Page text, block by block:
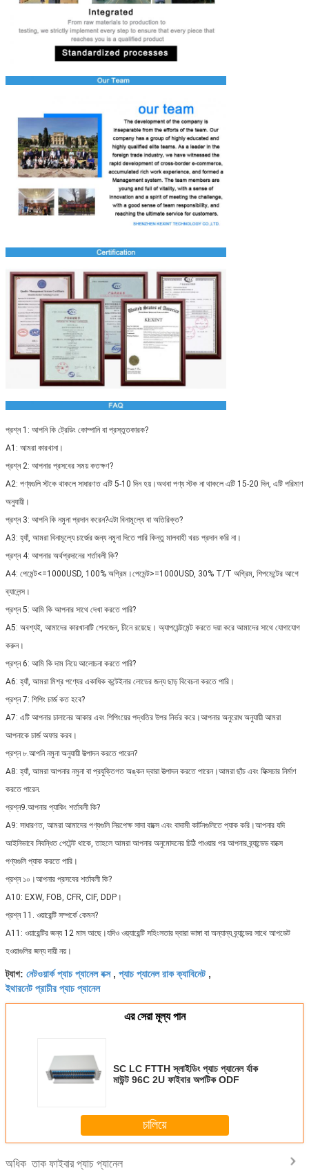
প্রশ্ন 1: আপনি কি ট্রেডিং কোম্পানি বা প্রস্তুতকারক?
A1: আমরা কারখানা।
প্রশ্ন 2: আপনার প্রসবের সময় কতক্ষণ?
A2: পণ্যগুলি স্টকে থাকলে সাধারণত এটি 5-10 দিন হয়।অথবা পণ্য স্টক না থাকলে এটি 15-20 দিন, এটি পরিমাণ
অনুযায়ী।
প্রশ্ন 3: আপনি কি নমুনা প্রদান করেন?এটা বিনামূল্যে বা অতিরিক্ত?
A3: হ্যাঁ, আমরা বিনামূল্যে চার্জের জন্য নমুনা দিতে পারি কিন্তু মালবাহী খরচ প্রদান করি না।
প্রশ্ন 4: আপনার অর্থপ্রদানের শর্তাবলী কি?
A4: পেমেন্ট<=1000USD, 100% অগ্রিম।পেমেন্ট>=1000USD, 30% T/T অগ্রিম, শিপমেন্টের আগে
ব্যালেন্স।
প্রশ্ন 5: আমি কি আপনার সাথে দেখা করতে পারি?
A5: অবশ্যই, আমাদের কারখানাটি শেনজেন, চীনে রয়েছে। অ্যাপয়েন্টমেন্ট করতে দয়া করে আমাদের সাথে যোগাযোগ
করুন।
প্রশ্ন 6: আমি কি দাম নিয়ে আলোচনা করতে পারি?
A6: হ্যাঁ, আমরা মিশ্র পণ্যের একাধিক কন্টেইনার লোডের জন্য ছাড় বিবেচনা করতে পারি।
প্রশ্ন 7: শিপিং চার্জ কত হবে?
A7: এটি আপনার চালানের আকার এবং শিপিংয়ের পদ্ধতির উপর নির্ভর করে।আপনার অনুরোধ অনুযায়ী আমরা
আপনাকে চার্জ অফার করব।
প্রশ্ন ৮.আপনি নমুনা অনুযায়ী উত্পাদন করতে পারেন?
A8: হ্যাঁ, আমরা আপনার নমুনা বা প্রযুক্তিগত অঙ্কন দ্বারা উত্পাদন করতে পারেন।আমরা ছাঁচ এবং ফিক্সচার নির্মাণ
করতে পারেন.
প্রশ্ন9.আপনার প্যাকিং শর্তাবলী কি?
A9: সাধারণত, আমরা আমাদের পণ্যগুলি নিরপেক্ষ সাদা বাক্সে এবং বাদামী কার্টনগুলিতে প্যাক করি।আপনার যদি
আইনিভাবে নিবন্ধিত পেটেন্ট থাকে, তাহলে আমরা আপনার অনুমোদনের চিঠি পাওয়ার পর আপনার ব্র্যান্ডেড বাক্সে
পণ্যগুলি প্যাক করতে পারি।
প্রশ্ন ১০।আপনার প্রসবের শর্তাবলী কি?
A10: EXW, FOB, CFR, CIF, DDP।
প্রশ্ন 11. ওয়ারেন্টি সম্পর্কে কেমন?
A11: ওয়ারেন্টির জন্য 12 মাস আছে।যদিও ওয়্যারেন্টি সহিংসতার দ্বারা ভাঙ্গা বা অন্যান্য ব্র্যান্ডের সাথে আপডেট
হওয়াগুলির জন্য দায়ী নয়।
ট্যাগ: নেটওয়ার্ক প্যাচ প্যানেল বক্স, প্যাচ প্যানেল রাক ক্যাবিনেট,
ইথারনেট প্রাচীর প্যাচ প্যানেল
এর সেরা মূল্য পান
SC LC FTTH স্লাইডিং প্যাচ প্যানেল র্যাক
মাউন্ট 96C 2U ফাইবার অপটিক ODF
চালিয়ে
অধিকতাক ফাইবার প্যাচ প্যানেল